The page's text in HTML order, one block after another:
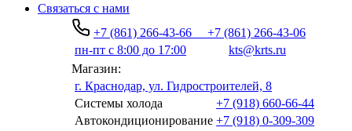
Связаться с нами
+7 (861) 266-43-66
+7 (861) 266-43-06
пн-пт с 8:00 до 17:00
kts@krts.ru
Магазин:
г. Краснодар, ул. Гидростроителей, 8
Системы холода
+7 (918) 660-66-44
Автокондиционирование +7 (918) 0-309-309